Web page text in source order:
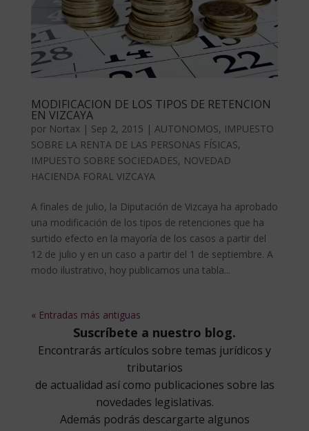
MODIFICACION DE LOS TIPOS DE RETENCION
EN VIZCAYA
por Nortax| Sep 2, 2015 | AUTONOMOS, IMPUESTO
SOBRE LA RENTA DE LAS PERSONAS FÍSICAS,
IMPUESTO SOBRE SOCIEDADES, NOVEDAD
HACIENDA FORAL VIZCAYA
A finales de julio, la Diputación de Vizcaya ha aprobado
una modificación de los tipos de retenciones que ha
surtido efecto en la mayoría de los casos a partir del
12 de julio y en un caso a partir del 1 de septiembre. A
modo ilustrativo, hoy publicamos una tabla...
« Entradas más antiguas